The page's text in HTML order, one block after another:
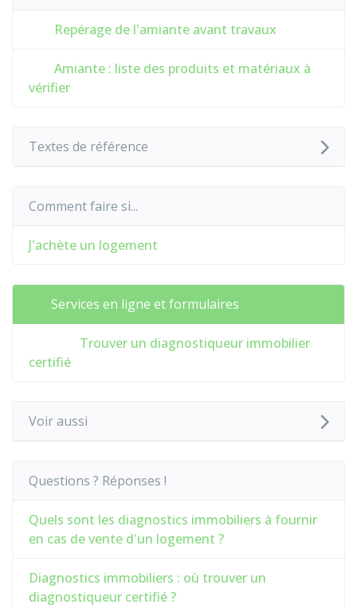
Repérage de l'amiante avant travaux
Amiante : liste des produits et matériaux à
vérifier
Textes de référence
Comment faire si...
J'achète un logement
Services en ligne et formulaires
Trouver un diagnostiqueur immobilier
certifié
Voir aussi
Questions ? Réponses !
Quels sont les diagnostics immobiliers à fournir
en cas de vente d'un logement ?
Diagnostics immobiliers : où trouver un
diagnostiqueur certifié ?